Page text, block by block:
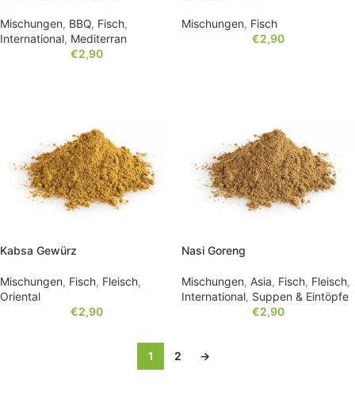
Mischungen, BBQ, Fisch,
International, Mediterran
€2,90
Mischungen, Fisch
€2,90
Kabsa Gewürz
Mischungen, Fisch, Fleisch,
Oriental
€2,90
Nasi Goreng
Mischungen, Asia, Fisch, Fleisch,
International, Suppen & Eintöpfe
€2,90
1 2 →